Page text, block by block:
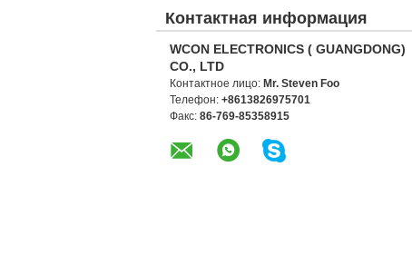
Контактная информация
WCON ELECTRONICS ( GUANGDONG)
CO., LTD
Контактное лицо: Mr. Steven Foo
Телефон: +8613826975701
Факс: 86-769-85358915